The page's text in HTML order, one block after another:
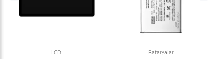
LCD Bataryalar